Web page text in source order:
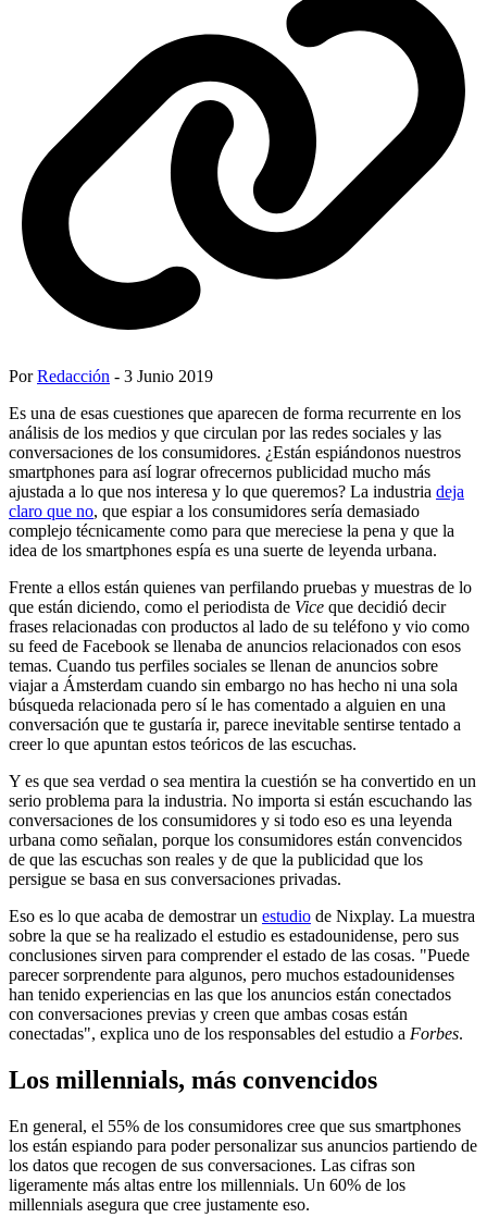
PorRedacción - 3 Junio 2019
Es una de esas cuestiones que aparecen de forma recurrente en los
análisis de los medios y que circulan por las redes sociales y las
conversaciones de los consumidores. ¿Están espiándonos nuestros
smartphones para así lograr ofrecernos publicidad mucho más
ajustada a lo que nos interesa y lo que queremos? La industria deja
claro que no, que espiar a los consumidores sería demasiado
complejo técnicamente como para que mereciese la pena y que la
idea de los smartphones espía es una suerte de leyenda urbana.
Frente a ellos están quienes van perfilando pruebas y muestras de lo
que están diciendo, como el periodista de Vice que decidió decir
frases relacionadas con productos al lado de su teléfono y vio como
su feed de Facebook se llenaba de anuncios relacionados con esos
temas. Cuando tus perfiles sociales se llenan de anuncios sobre
viajar a Ámsterdam cuando sin embargo no has hecho ni una sola
búsqueda relacionada pero sí le has comentado a alguien en una
conversación que te gustaría ir, parece inevitable sentirse tentado a
creer lo que apuntan estos teóricos de las escuchas.
Y es que sea verdad o sea mentira la cuestión se ha convertido en un
serio problema para la industria. No importa si están escuchando las
conversaciones de los consumidores y si todo eso es una leyenda
urbana como señalan, porque los consumidores están convencidos
de que las escuchas son reales y de que la publicidad que los
persigue se basa en sus conversaciones privadas.
Eso es lo que acaba de demostrar un estudio de Nixplay. La muestra
sobre la que se ha realizado el estudio es estadounidense, pero sus
conclusiones sirven para comprender el estado de las cosas. "Puede
parecer sorprendente para algunos, pero muchos estadounidenses
han tenido experiencias en las que los anuncios están conectados
con conversaciones previas y creen que ambas cosas están
conectadas", explica uno de los responsables del estudio a Forbes.
Los millennials, más convencidos
En general, el 55% de los consumidores cree que sus smartphones
los están espiando para poder personalizar sus anuncios partiendo de
los datos que recogen de sus conversaciones. Las cifras son
ligeramente más altas entre los millennials. Un 60% de los
millennials asegura que cree justamente eso.